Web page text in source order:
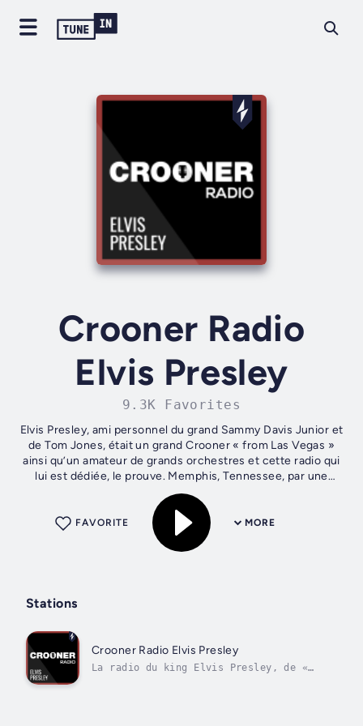
Crooner Radio
Elvis Presley
9.3K Favorites
Elvis Presley, ami personnel du grand Sammy Davis Junior et
de Tom Jones, était un grand Crooner « from Las Vegas »
ainsi qu’un amateur de grands orchestres et cette radio qui
lui est dédiée, le prouve. Memphis, Tennessee, par une
chaude soirée d’été,...
MORE
FAVORITE
Stations
Crooner Radio Elvis Presley
La radio du king Elvis Presley, de «